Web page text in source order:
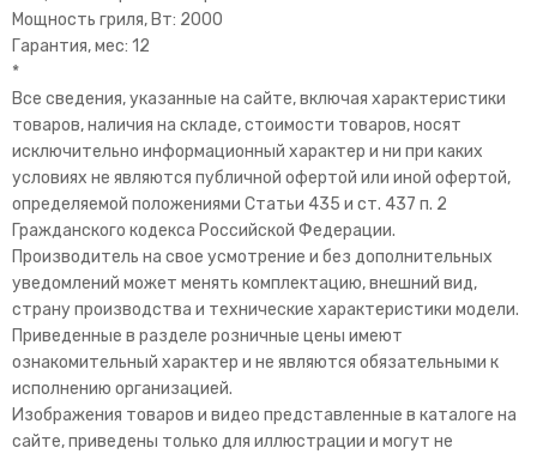
Мощность гриля, Вт: 2000
Гарантия, мес: 12
*
Все сведения, указанные на сайте, включая характеристики
товаров, наличия на складе, стоимости товаров, носят
исключительно информационный характер и ни при каких
условиях не являются публичной офертой или иной офертой,
определяемой положениями Статьи 435 и ст. 437 п. 2
Гражданского кодекса Российской Федерации.
Производитель на свое усмотрение и без дополнительных
уведомлений может менять комплектацию, внешний вид,
страну производства и технические характеристики модели.
Приведенные в разделе розничные цены имеют
ознакомительный характер и не являются обязательными к
исполнению организацией.
Изображения товаров и видео представленные в каталоге на
сайте, приведены только для иллюстрации и могут не